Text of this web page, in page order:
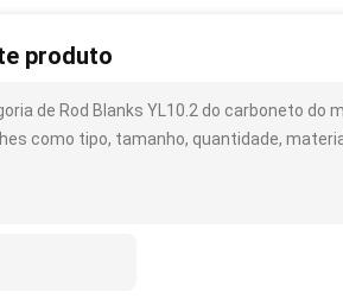
produto
de Rod Blanks YL10.2 do carboneto do
como tipo, tamanho, quantidade,